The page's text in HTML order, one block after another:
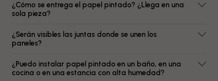
¿Cómo se entrega el papel pintado? ¿Llega en una
sola pieza?
¿Serán visibles las juntas donde se unen los
paneles?
¿Puedo instalar papel pintado en un baño, en una
cocina o en una estancia con alta humedad?